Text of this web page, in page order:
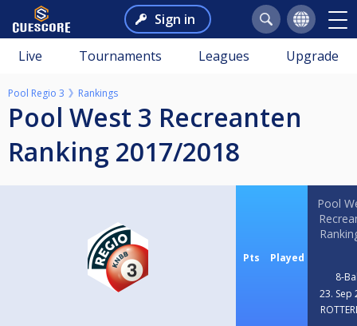
Sign in
Live Tournaments Leagues Upgrade
Pool Regio 3 Rankings
Pool West 3 Recreanten
Ranking 2017/2018
Pts Played
Pool
8-
23. Sep